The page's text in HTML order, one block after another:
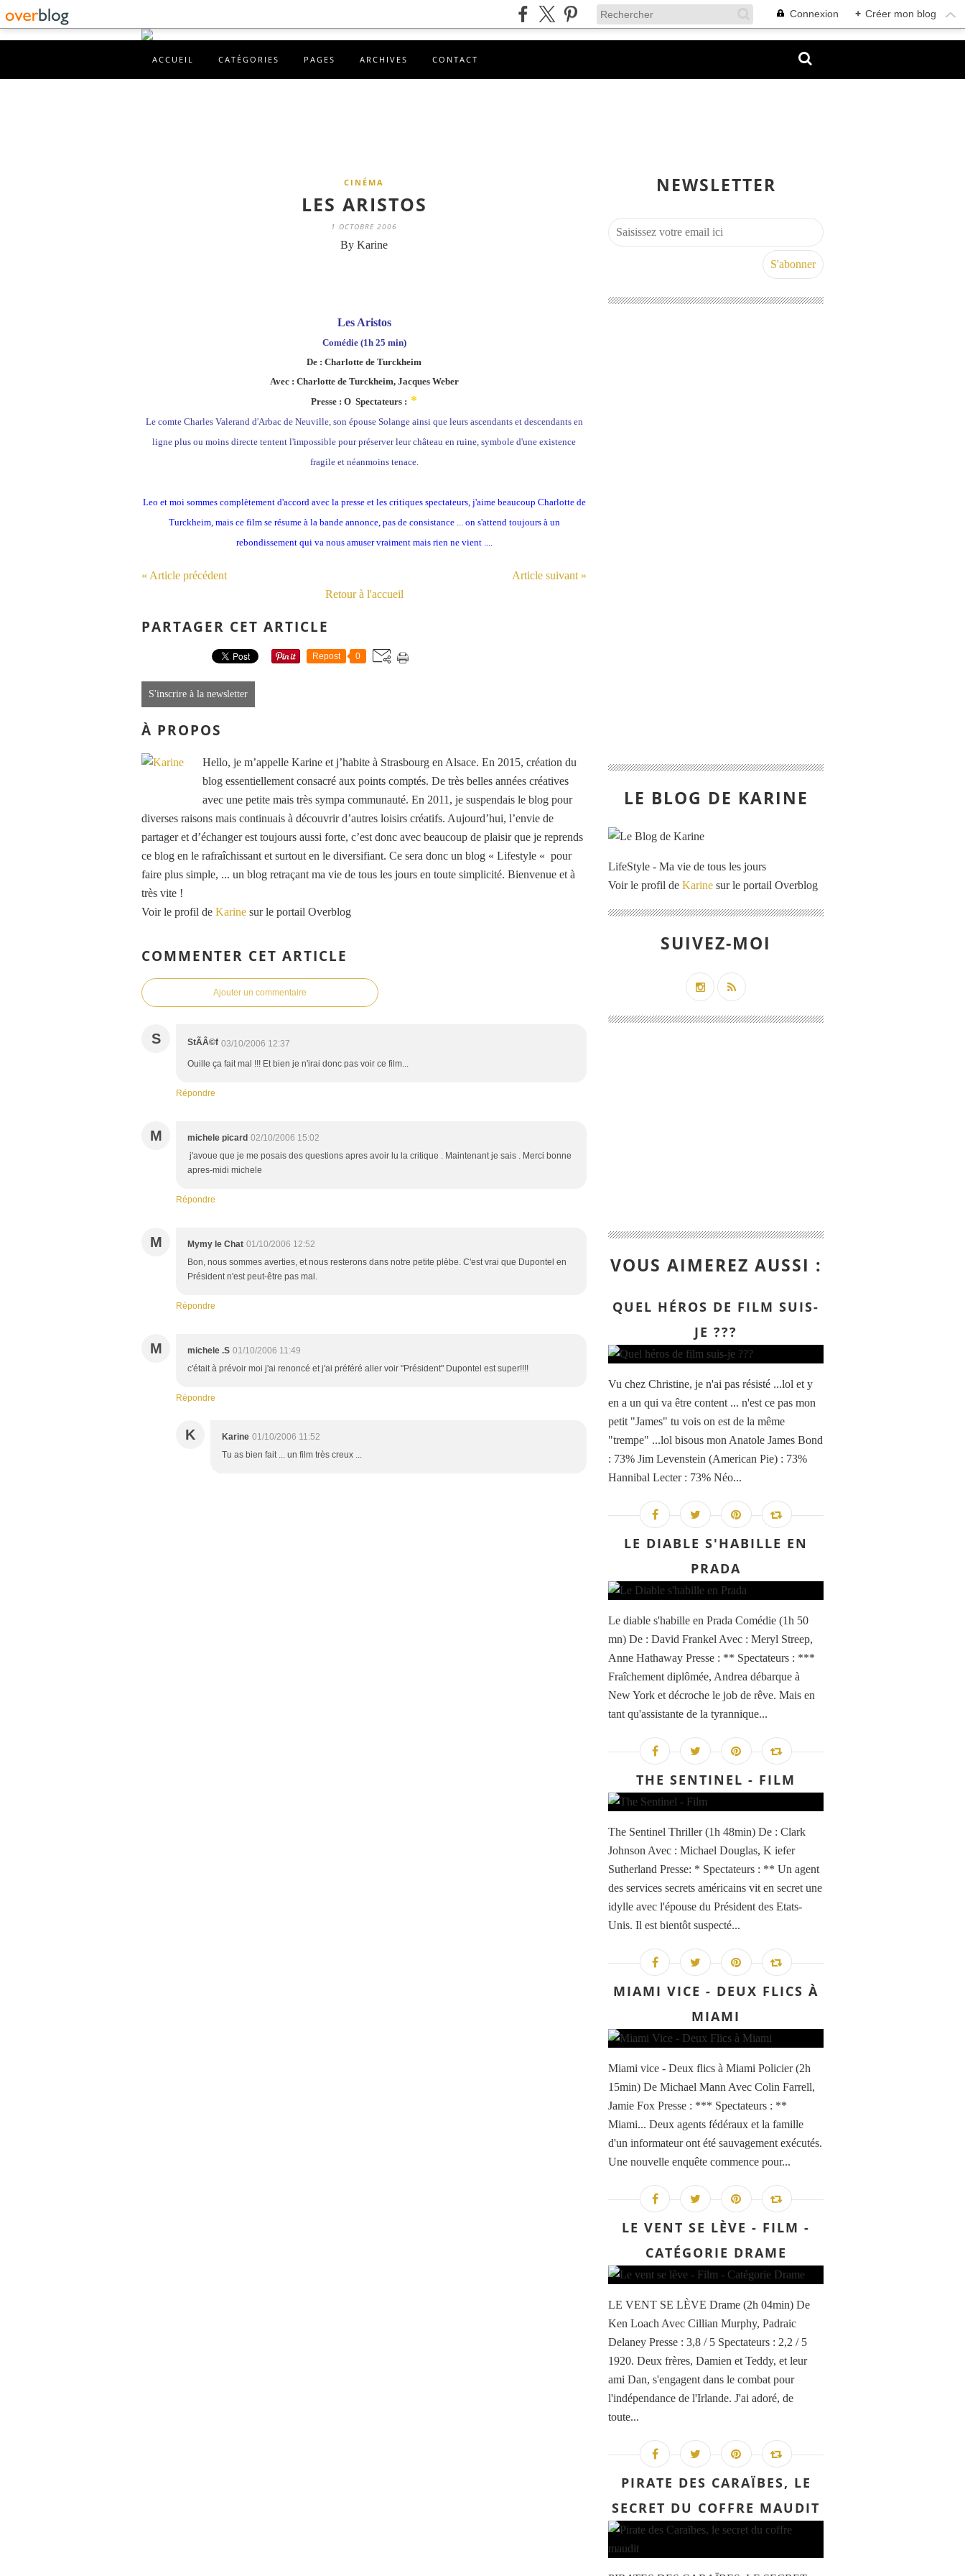
Connexion + Créer mon blog
ACCUEIL CATÉGORIES PAGES ARCHIVES CONTACT
CINÉMA
LES ARISTOS
1 OCTOBRE 2006
By Karine
Les Aristos
Comédie (1h 25 min)
De : Charlotte de Turckheim
Avec : Charlotte de Turckheim, Jacques Weber
Presse : O Spectateurs : *
Le comte Charles Valerand d'Arbac de Neuville, son épouse Solange ainsi que leurs ascendants et descendants en
ligne plus ou moins directe tentent l'impossible pour préserver leur château en ruine, symbole d'une existence
fragile et néanmoins tenace.
Leo et moi sommes complètement d'accord avec la presse et les critiques spectateurs, j'aime beaucoup Charlotte de
Turckheim, mais ce film se résume à la bande annonce, pas de consistance ... on s'attend toujours à un
rebondissement qui va nous amuser vraiment mais rien ne vient ....
« Article précédent
Article suivant »
Retour à l'accueil
PARTAGER CET ARTICLE
Repost 0
S'inscrire à la newsletter
À PROPOS
Hello, je m’appelle Karine et j’habite à Strasbourg en Alsace. En 2015, création du
blog essentiellement consacré aux points comptés. De très belles années créatives
avec une petite mais très sympa communauté. En 2011, je suspendais le blog pour
diverses raisons mais continuais à découvrir d’autres loisirs créatifs. Aujourd’hui, l’envie de
partager et d’échanger est toujours aussi forte, c’est donc avec beaucoup de plaisir que je reprends
ce blog en le rafraîchissant et surtout en le diversifiant. Ce sera donc un blog « Lifestyle « pour
faire plus simple, ... un blog retraçant ma vie de tous les jours en toute simplicité. Bienvenue et à
très vite !
Voir le profil de Karine sur le portail Overblog
COMMENTER CET ARTICLE
Ajouter un commentaire
S StÃÂ©f 03/10/2006 12:37
Ouille ça fait mal !!! Et bien je n'irai donc pas voir ce film...
Répondre
M michele picard 02/10/2006 15:02
j'avoue que je me posais des questions apres avoir lu la critique . Maintenant je sais . Merci bonne
apres-midi michele
Répondre
M Mymy le Chat 01/10/2006 12:52
Bon, nous sommes averties, et nous resterons dans notre petite plèbe. C'est vrai que Dupontel en
Président n'est peut-être pas mal.
Répondre
M michele .S 01/10/2006 11:49
c'était à prévoir moi j'ai renoncé et j'ai préféré aller voir "Président" Dupontel est super!!!!
Répondre
K Karine 01/10/2006 11:52
Tu as bien fait ... un film très creux ...
NEWSLETTER
LE BLOG DE KARINE
LifeStyle - Ma vie de tous les jours
Voir le profil de Karine sur le portail Overblog
SUIVEZ-MOI
VOUS AIMEREZ AUSSI :
QUEL HÉROS DE FILM SUIS-
JE ???
Vu chez Christine, je n'ai pas résisté ...lol et y
en a un qui va être content ... n'est ce pas mon
petit "James" tu vois on est de la même
"trempe" ...lol bisous mon Anatole James Bond
: 73% Jim Levenstein (American Pie) : 73%
Hannibal Lecter : 73% Néo...
LE DIABLE S'HABILLE EN
PRADA
Le diable s'habille en Prada Comédie (1h 50
mn) De : David Frankel Avec : Meryl Streep,
Anne Hathaway Presse : ** Spectateurs : ***
Fraîchement diplômée, Andrea débarque à
New York et décroche le job de rêve. Mais en
tant qu'assistante de la tyrannique...
THE SENTINEL - FILM
The Sentinel Thriller (1h 48min) De : Clark
Johnson Avec : Michael Douglas, K iefer
Sutherland Presse: * Spectateurs : ** Un agent
des services secrets américains vit en secret une
idylle avec l'épouse du Président des Etats-
Unis. Il est bientôt suspecté...
MIAMI VICE - DEUX FLICS À
MIAMI
Miami vice - Deux flics à Miami Policier (2h
15min) De Michael Mann Avec Colin Farrell,
Jamie Fox Presse : *** Spectateurs : **
Miami... Deux agents fédéraux et la famille
d'un informateur ont été sauvagement exécutés.
Une nouvelle enquête commence pour...
LE VENT SE LÈVE - FILM -
CATÉGORIE DRAME
LE VENT SE LÈVE Drame (2h 04min) De
Ken Loach Avec Cillian Murphy, Padraic
Delaney Presse : 3,8 / 5 Spectateurs : 2,2 / 5
1920. Deux frères, Damien et Teddy, et leur
ami Dan, s'engagent dans le combat pour
l'indépendance de l'Irlande. J'ai adoré, de
toute...
PIRATE DES CARAÏBES, LE
SECRET DU COFFRE MAUDIT